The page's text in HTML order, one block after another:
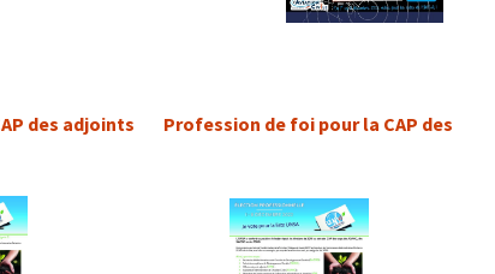
des adjoints
Profession de foi pour la CAP des